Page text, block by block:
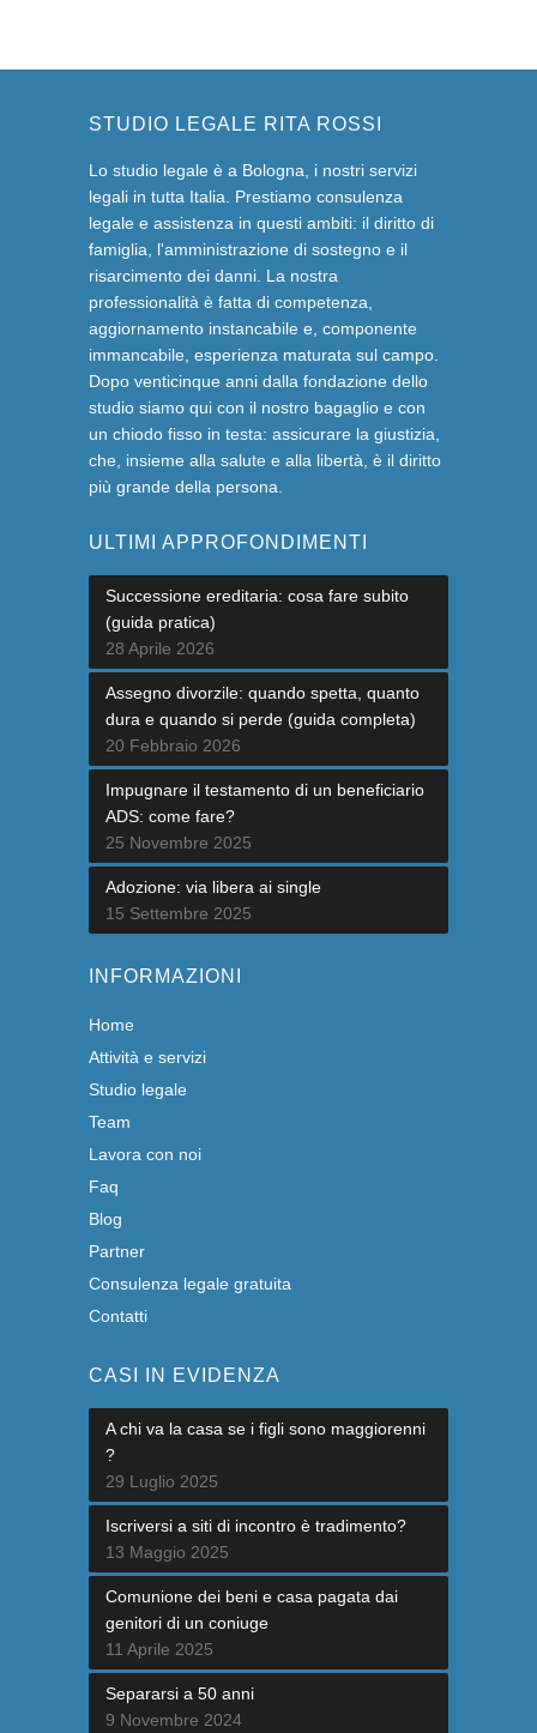
STUDIO LEGALE RITA ROSSI
Lo studio legale è a Bologna, i nostri servizi
legali in tutta Italia. Prestiamo consulenza
legale e assistenza in questi ambiti: il diritto di
famiglia, l'amministrazione di sostegno e il
risarcimento dei danni. La nostra
professionalità è fatta di competenza,
aggiornamento instancabile e, componente
immancabile, esperienza maturata sul campo.
Dopo venticinque anni dalla fondazione dello
studio siamo qui con il nostro bagaglio e con
un chiodo fisso in testa: assicurare la giustizia,
che, insieme alla salute e alla libertà, è il diritto
più grande della persona.
ULTIMI APPROFONDIMENTI
Successione ereditaria: cosa fare subito
(guida pratica)
28 Aprile 2026
Assegno divorzile: quando spetta, quanto
dura e quando si perde (guida completa)
20 Febbraio 2026
Impugnare il testamento di un beneficiario
ADS: come fare?
25 Novembre 2025
Adozione: via libera ai single
15 Settembre 2025
INFORMAZIONI
Home
Attività e servizi
Studio legale
Team
Lavora con noi
Faq
Blog
Partner
Consulenza legale gratuita
Contatti
CASI IN EVIDENZA
A chi va la casa se i figli sono maggiorenni
?
29 Luglio 2025
Iscriversi a siti di incontro è tradimento?
13 Maggio 2025
Comunione dei beni e casa pagata dai
genitori di un coniuge
11 Aprile 2025
Separarsi a 50 anni
9 Novembre 2024